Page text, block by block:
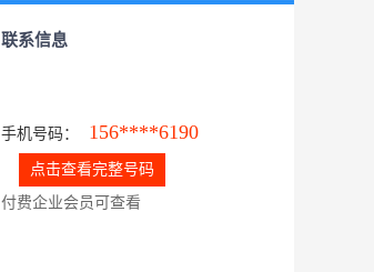
联系信息
手机号码： 156****6190
点击查看完整号码
付费企业会员可查看